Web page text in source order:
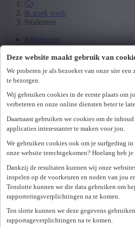
Deze website maakt gebruik van
We proberen je als bezoeker van onze site
te bezorgen.
Wij gebruiken cookies in de eerste plaats om
verbeteren en onze online diensten beter te
Daarnaast gebruiken we cookies om de
applicaties interessanter te maken voor jou.
We gebruiken cookies ook om je surfgedrag
onze website terechtgekomen? Hoelang heb
Dankzij de resultaten kunnen wij onze
inspelen op de voorkeuren en noden van jou
Tenslotte kunnen we die data gebruiken om
rapporteringsverplichtingen na te komen.
Ten slotte kunnen we deze gegevens
rapportageverplichtingen na te komen.
Ik zoek werk
Studenten
Jobbeurzen
Wetgeving
Ik zoek personeel
Specialisaties
Customer Care
Accounting & Finance
Maritiem
Ik zoek personeel
Hr-diensten
Assessments
Flexi-jobs
Projectsourcing